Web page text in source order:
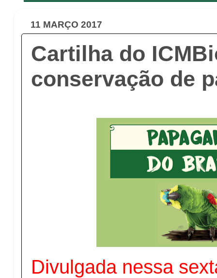
11 MARÇO 2017
Cartilha do
conservação de
Divulgada nessa